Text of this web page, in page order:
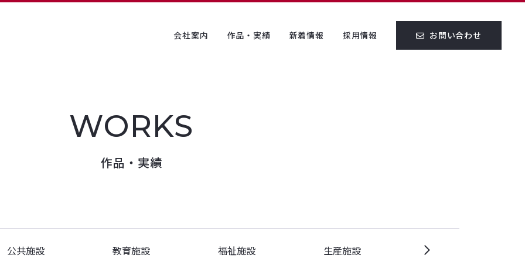
会社案内
会社概要
作品・実績 新着情報 採用情報 お問い合わせ
作品・実績
公共施設 教育施設 福祉施設 生産施設